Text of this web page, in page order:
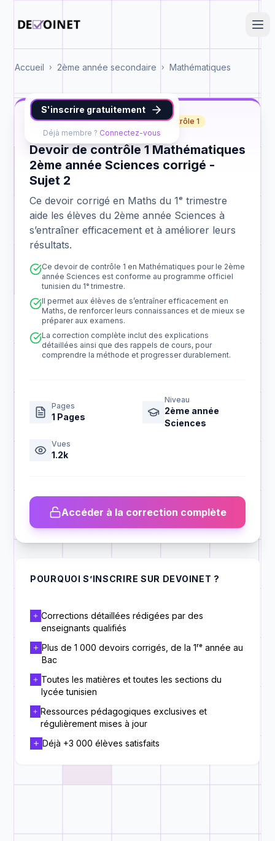
Accueil › 2ème année secondaire › Mathématiques
S'inscrire gratuitement
Déjà membre ? Connectez-vous
Maths 2ème année Sciences contrôle 1
Devoir de contrôle 1 Mathématiques
2ème année Sciences corrigé -
Sujet 2
Ce devoir corrigé en Maths du 1ᵉ trimestre
aide les élèves du 2ème année Sciences à
s’entraîner efficacement et à améliorer leurs
résultats.
Ce devoir de contrôle 1 en Mathématiques pour le 2ème
année Sciences est conforme au programme officiel
tunisien du 1ᵉ trimestre.
Il permet aux élèves de s’entraîner efficacement en
Maths, de renforcer leurs connaissances et de mieux se
préparer aux examens.
La correction complète inclut des explications
détaillées ainsi que des rappels de cours, pour
comprendre la méthode et progresser durablement.
Pages
1 Pages
Niveau
2ème année
Sciences
Vues
1.2k
Accéder à la correction complète
POURQUOI S’INSCRIRE SUR DEVOINET ?
Corrections détaillées rédigées par des
enseignants qualifiés
Plus de 1 000 devoirs corrigés, de la 1ʳᵉ année au
Bac
Toutes les matières et toutes les sections du
lycée tunisien
Ressources pédagogiques exclusives et
régulièrement mises à jour
Déjà +3 000 élèves satisfaits